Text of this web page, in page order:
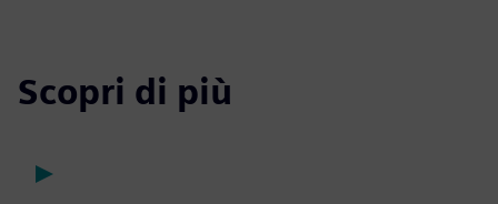
Scopri di più